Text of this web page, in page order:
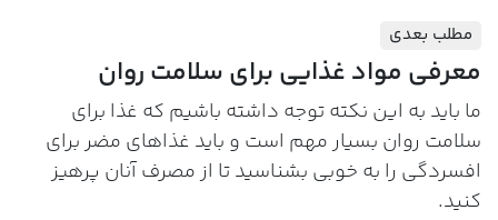
مطلب بعدی
معرفی مواد غذایی برای سلامت روان
ما باید به این نکته توجه داشته باشیم که غذا برای
سلامت روان بسیار مهم است و باید غذاهای مضر برای
افسردگی را به خوبی بشناسید تا از مصرف آنان پرهیز
کنید.